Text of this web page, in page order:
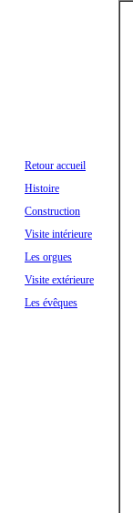
Retour accueil
Histoire
Construction
Visite intérieure
Les orgues
Visite extérieure
Les évêques